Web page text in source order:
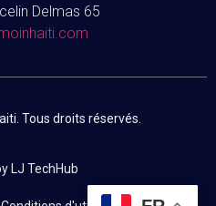
Delmas 65
Tous droits réservés.
LJ TechHub